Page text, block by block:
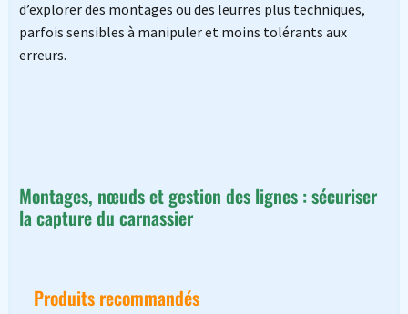
d’explorer des montages ou des leurres plus techniques,
parfois sensibles à manipuler et moins tolérants aux
erreurs.
Montages, nœuds et gestion des lignes : sécuriser
la capture du carnassier
Produits recommandés